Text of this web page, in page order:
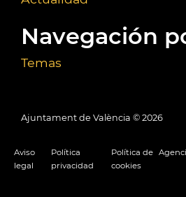
Navegación
Temas
Ajuntament de València © 2026
Aviso
legal
Política
privacidad
Política de
cookies